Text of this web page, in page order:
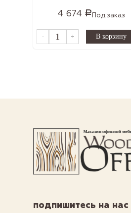
4 674 Р Под заказ
- +
подпишитесь на нас